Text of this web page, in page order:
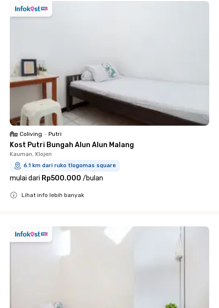
Coliving • Putri
Kost Putri Bungah Alun Alun Malang
Kauman, Klojen
6.1 km dari ruko tlogomas square
mulai dari Rp500.000 /bulan
Lihat info lebih banyak